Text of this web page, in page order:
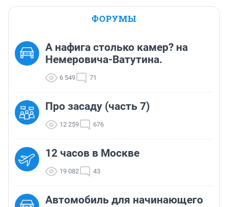
ФОРУМЫ
А нафига столько камер? на
Немеровича-Ватутина.
6 549 71
Про засаду (часть 7)
12 259 676
12 часов в Москве
19 082 43
Автомобиль для начинающего